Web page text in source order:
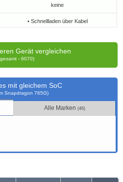
keine
• Schnellladen über Kabel
Gerät vergleichen
- 6070)
mit gleichem SoC
Snapdragon 765G)
Alle Marken (46)